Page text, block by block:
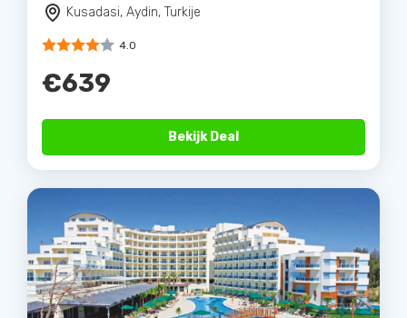
Kusadasi, Aydin, Turkije
4.0
€639
Bekijk Deal